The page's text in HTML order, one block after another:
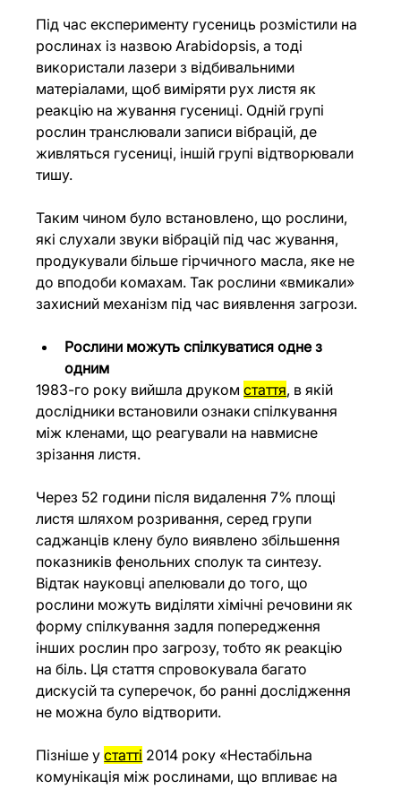
Під час експерименту гусениць розмістили на
рослинах із назвою Arabidopsis, а тоді
використали лазери з відбивальними
матеріалами, щоб виміряти рух листя як
реакцію на жування гусениці. Одній групі
рослин транслювали записи вібрацій, де
живляться гусениці, іншій групі відтворювали
тишу.
Таким чином було встановлено, що рослини,
які слухали звуки вібрацій під час жування,
продукували більше гірчичного масла, яке не
до вподоби комахам. Так рослини «вмикали»
захисний механізм під час виявлення загрози.
Рослини можуть спілкуватися одне з
одним
1983-го року вийшла друком стаття, в якій
дослідники встановили ознаки спілкування
між кленами, що реагували на навмисне
зрізання листя.
Через 52 години після видалення 7% площі
листя шляхом розривання, серед групи
саджанців клену було виявлено збільшення
показників фенольних сполук та синтезу.
Відтак науковці апелювали до того, що
рослини можуть виділяти хімічні речовини як
форму спілкування задля попередження
інших рослин про загрозу, тобто як реакцію
на біль. Ця стаття спровокувала багато
дискусій та суперечок, бо ранні дослідження
не можна було відтворити.
Пізніше у статті 2014 року «Нестабільна
комунікація між рослинами, що впливає на